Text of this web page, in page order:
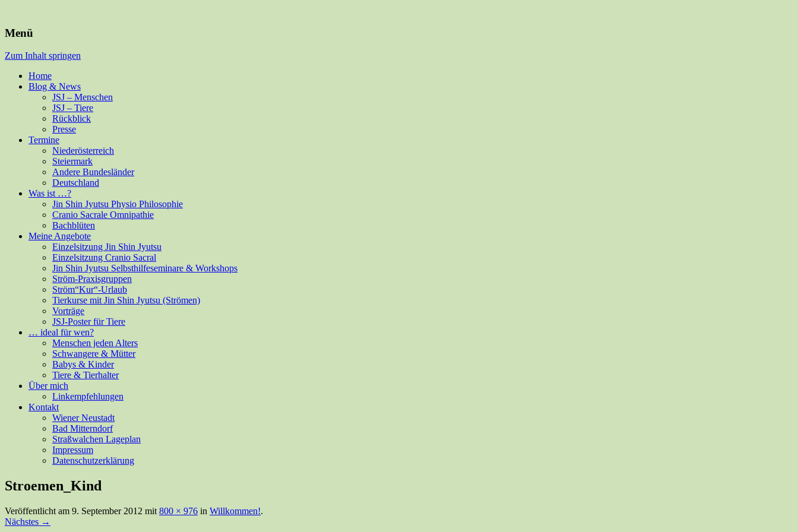
Isabella Habsburg
Menü
Zum Inhalt springen
Home
Blog & News
JSJ – Menschen
JSJ – Tiere
Rückblick
Presse
Termine
Niederösterreich
Steiermark
Andere Bundesländer
Deutschland
Was ist …?
Jin Shin Jyutsu Physio Philosophie
Cranio Sacrale Omnipathie
Bachblüten
Meine Angebote
Einzelsitzung Jin Shin Jyutsu
Einzelsitzung Cranio Sacral
Jin Shin Jyutsu Selbsthilfeseminare & Workshops
Ström-Praxisgruppen
Ström“Kur“-Urlaub
Tierkurse mit Jin Shin Jyutsu (Strömen)
Vorträge
JSJ-Poster für Tiere
… ideal für wen?
Menschen jeden Alters
Schwangere & Mütter
Babys & Kinder
Tiere & Tierhalter
Über mich
Linkempfehlungen
Kontakt
Wiener Neustadt
Bad Mitterndorf
Straßwalchen Lageplan
Impressum
Datenschutzerklärung
Stroemen_Kind
Veröffentlicht am 9. September 2012 mit 800 × 976 in Willkommen!.
Nächstes →